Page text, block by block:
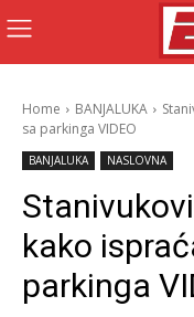
Home BANJALUKA
sa parkinga VIDEO
BANJALUKA NASLOVNA
kako
parkinga